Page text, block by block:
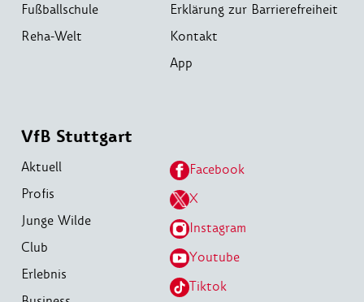
Fußballschule
Reha-Welt
Erklärung zur Barrierefreiheit
Kontakt
App
VfB Stuttgart
Aktuell
Profis
Junge Wilde
Club
Erlebnis
Facebook
X
Instagram
Youtube
Tiktok